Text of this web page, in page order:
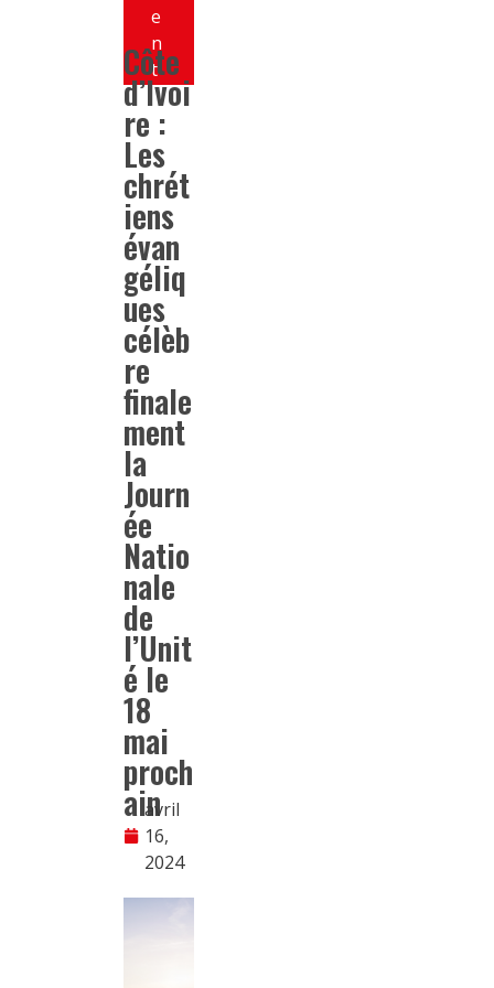
e
n
t
Côte
d’Ivoi
re :
Les
chrét
iens
évan
géliq
ues
célèb
re
finale
ment
la
Journ
ée
Natio
nale
de
l’Unit
é le
18
mai
proch
ainavril
16,
2024